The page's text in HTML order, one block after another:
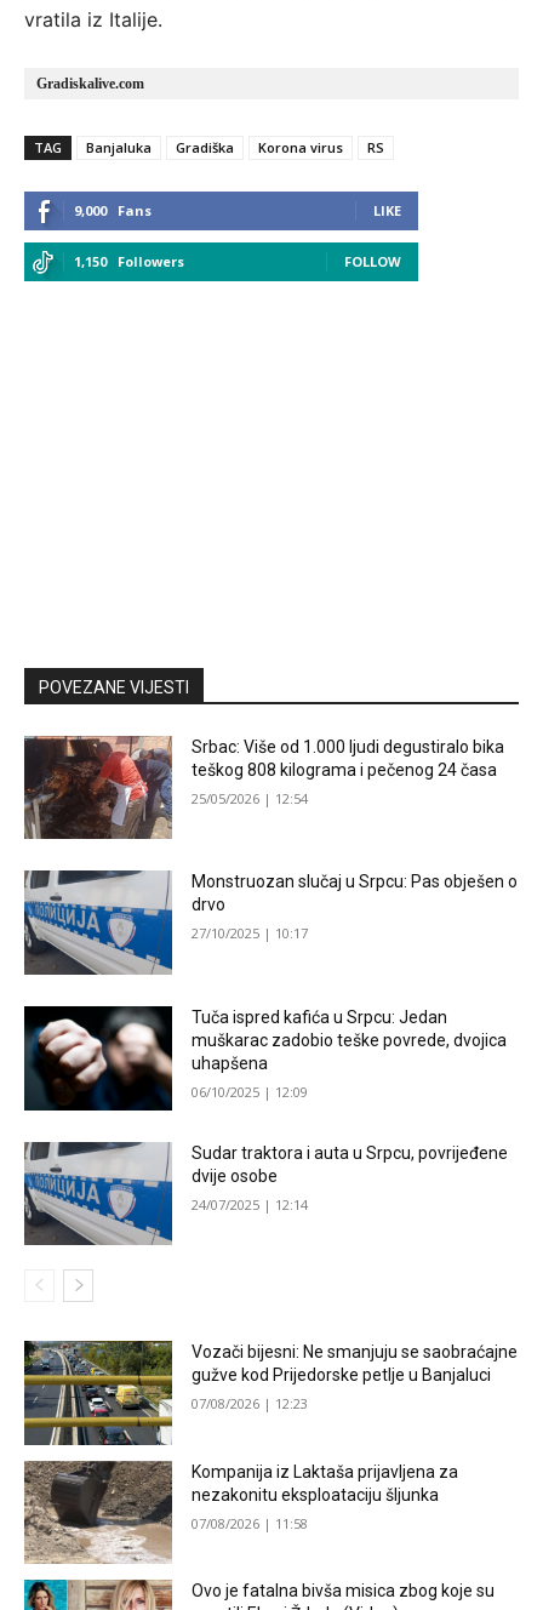
vratila iz Italije.
Gradiskalive.com
TAG Banjaluka Gradiška Korona virus RS
9,000 Fans LIKE
1,150 Followers FOLLOW
POVEZANE VIJESTI
Srbac: Više od 1.000 ljudi degustiralo bika
teškog 808 kilograma i pečenog 24 časa
25/05/2026 | 12:54
Monstruozan slučaj u Srpcu: Pas obješen o
drvo
27/10/2025 | 10:17
Tuča ispred kafića u Srpcu: Jedan
muškarac zadobio teške povrede, dvojica
uhapšena
06/10/2025 | 12:09
Sudar traktora i auta u Srpcu, povrijeđene
dvije osobe
24/07/2025 | 12:14
Vozači bijesni: Ne smanjuju se saobraćajne
gužve kod Prijedorske petlje u Banjaluci
07/08/2026 | 12:23
Kompanija iz Laktaša prijavljena za
nezakonitu eksploataciju šljunka
07/08/2026 | 11:58
Ovo je fatalna bivša misica zbog koje su